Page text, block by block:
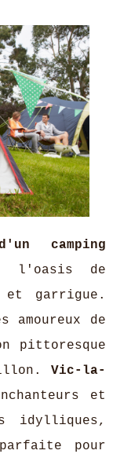
camping
l'oasis de
et garrigue.
amoureux de
pittoresque
Vic-la-
et
idylliques,
pour